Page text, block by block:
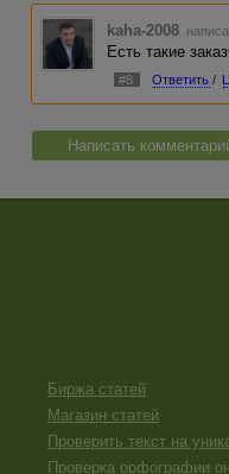
kaha-2008
Есть такие
#8 Ответить /
Написать
Биржа статей
Магазин статей
Проверить текст на
Проверка орфографии